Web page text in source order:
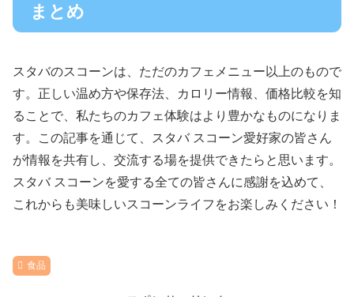
まとめ
スタバのスコーンは、ただのカフェメニュー以上のもので
す。正しい温め方や保存法、カロリー情報、価格比較を知
ることで、私たちのカフェ体験はより豊かなものになりま
す。この記事を通じて、スタバ スコーン愛好家の皆さん
が情報を共有し、交流する場を提供できたらと思います。
スタバ スコーンを愛する全ての皆さんに感謝を込めて、
これからも美味しいスコーンライフをお楽しみください！
食品